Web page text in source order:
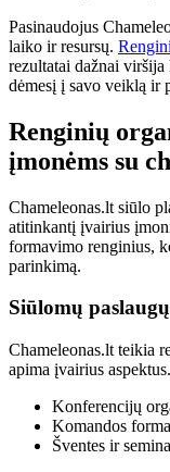
Pasinaudojus
laiko ir resursų.
rezultatai dažnai
dėmesį į savo veiklą ir
Renginių
įmonėms su
Chameleonas.lt siūlo
atitinkantį įvairius
formavimo renginius,
parinkimą.
Siūlomų
Chameleonas.lt teikia
apima įvairius
Konferencijų
Komandos
Šventes ir